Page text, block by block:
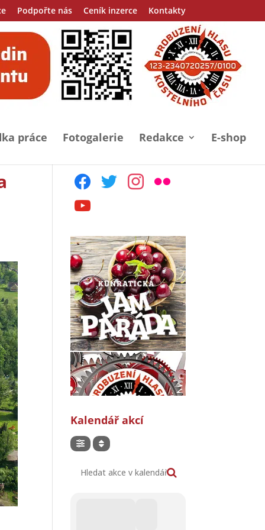
Podpořte nás Ceník inzerce Kontakty
práce Fotogalerie Redakce E-shop
facebooktwitter instagram
flickr
youtube
Kalendář akcí